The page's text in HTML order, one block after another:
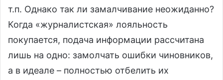
т.п. Однако так ли замалчивание неожиданно?
Когда «журналистская» лояльность
покупается, подача информации рассчитана
лишь на одно: замолчать ошибки чиновников,
а в идеале – полностью отбелить их